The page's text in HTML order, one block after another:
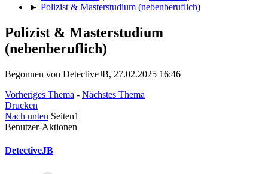
► Polizist & Masterstudium (nebenberuflich)
Polizist & Masterstudium
(nebenberuflich)
Begonnen von DetectiveJB, 27.02.2025 16:46
Vorheriges Thema - Nächstes Thema
Drucken
Nach unten Seiten1
Benutzer-Aktionen
DetectiveJB